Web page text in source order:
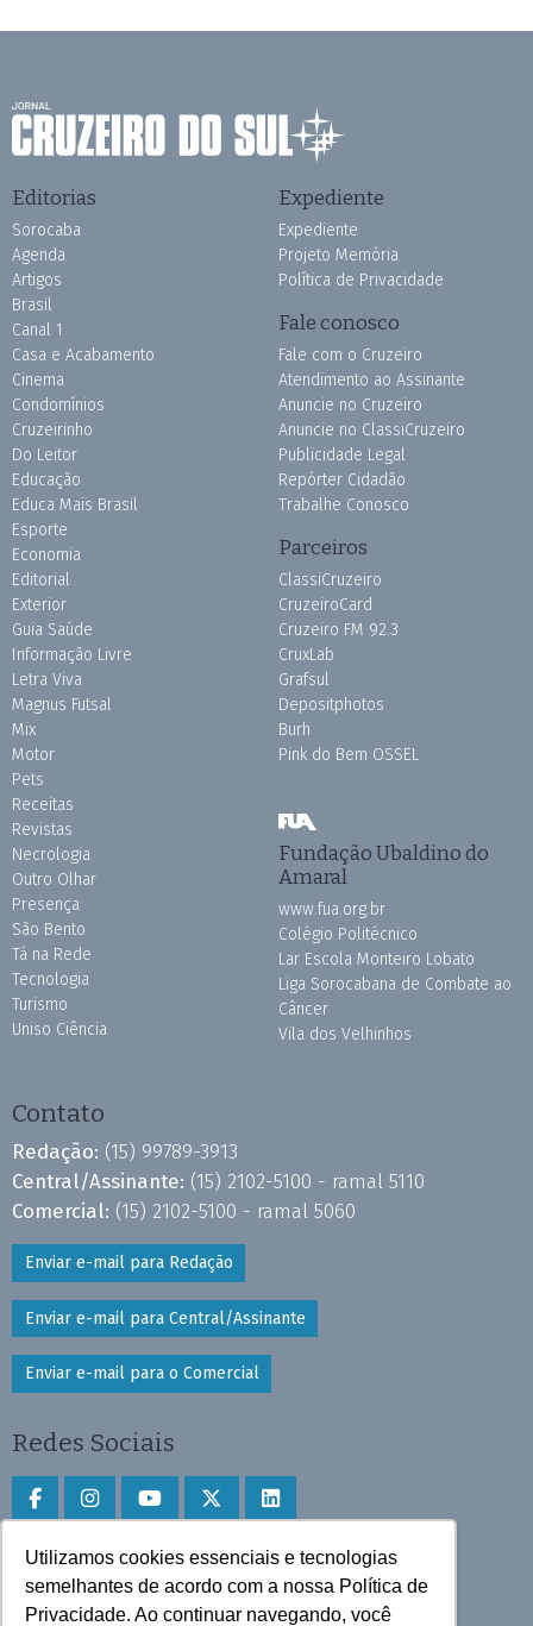
Utilizamos cookies essenciais e tecnologias
semelhantes de acordo com a nossa Política de
Privacidade. Ao continuar navegando, você
Editorias
Sorocaba
Agenda
Artigos
Brasil
Canal 1
Casa e Acabamento
Cinema
Condomínios
Cruzeirinho
Do Leitor
Educação
Educa Mais Brasil
Esporte
Economia
Editorial
Exterior
Guia Saúde
Informação Livre
Letra Viva
Magnus Futsal
Mix
Motor
Pets
Receitas
Revistas
Necrologia
Outro Olhar
Presença
São Bento
Tá na Rede
Tecnologia
Turismo
Uniso Ciência
Expediente
Expediente
Projeto Memória
Política de Privacidade
Fale conosco
Fale com o Cruzeiro
Atendimento ao Assinante
Anuncie no Cruzeiro
Anuncie no ClassiCruzeiro
Publicidade Legal
Repórter Cidadão
Trabalhe Conosco
Parceiros
ClassiCruzeiro
CruzeiroCard
Cruzeiro FM 92.3
CruxLab
Grafsul
Depositphotos
Burh
Pink do Bem OSSEL
Fundação Ubaldino do
Amaral
www.fua.org.br
Colégio Politécnico
Lar Escola Monteiro Lobato
Liga Sorocabana de Combate ao
Câncer
Vila dos Velhinhos
Contato
Redação: (15) 99789-3913
Central/Assinante: (15) 2102-5100 - ramal 5110
Comercial: (15) 2102-5100 - ramal 5060
Enviar e-mail para Redação
Enviar e-mail para Central/Assinante
Enviar e-mail para o Comercial
Redes Sociais
Faça download do aplicativo
Play Store e App Store